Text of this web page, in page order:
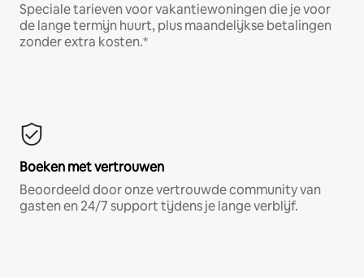
Speciale tarieven voor vakantiewoningen die je voor
de lange termijn huurt, plus maandelijkse betalingen
zonder extra kosten.*
Boeken met vertrouwen
Beoordeeld door onze vertrouwde community van
gasten en 24/7 support tijdens je lange verblijf.